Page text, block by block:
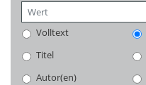
Volltext
Titel
Autor(en)